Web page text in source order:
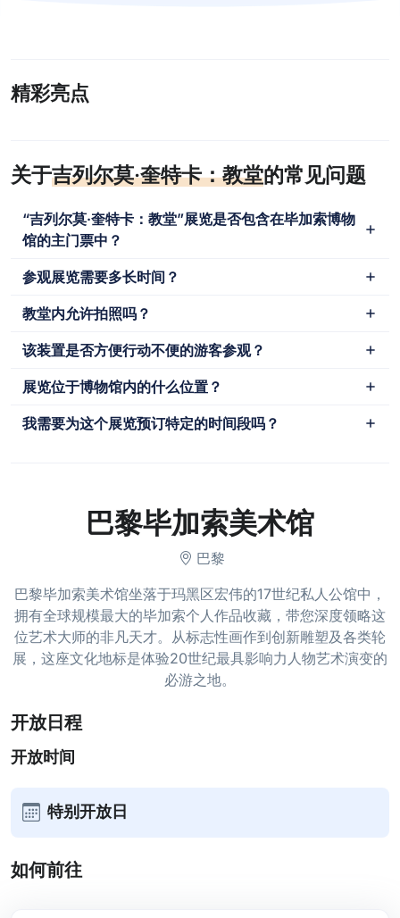
精彩亮点
关于吉列尔莫·奎特卡：教堂的常见问题
“吉列尔莫·奎特卡：教堂”展览是否包含在毕加索博物
馆的主门票中？
参观展览需要多长时间？
教堂内允许拍照吗？
该装置是否方便行动不便的游客参观？
展览位于博物馆内的什么位置？
我需要为这个展览预订特定的时间段吗？
巴黎毕加索美术馆
巴黎
巴黎毕加索美术馆坐落于玛黑区宏伟的17世纪私人公馆中，
拥有全球规模最大的毕加索个人作品收藏，带您深度领略这
位艺术大师的非凡天才。从标志性画作到创新雕塑及各类轮
展，这座文化地标是体验20世纪最具影响力人物艺术演变的
必游之地。
开放日程
开放时间
特别开放日
如何前往